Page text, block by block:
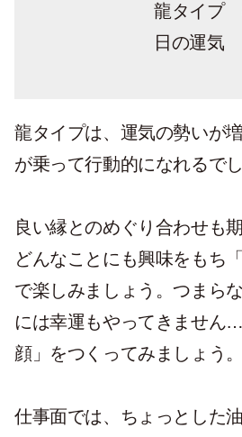
龍タイプ
日の運気
龍タイプは、運気の勢いが
が乗って行動的になれるでし
良い縁とのめぐり合わせも
どんなことにも興味をもち
で楽しみましょう。つまら
には幸運もやってきませ
顔」をつくってみましょう。
仕事面では、ちょっとした